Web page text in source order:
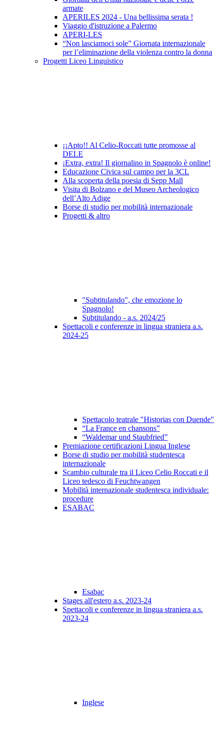
armate
APERILES 2024 - Una bellissima serata !
Viaggio d'istruzione a Palermo
APERI-LES
“Non lasciamoci sole” Giornata internazionale
per l’eliminazione della violenza contro la donna
Progetti Liceo Linguistico
¡¡Apto!! Al Celio-Roccati tutte promosse al
DELE
¡Extra, extra! Il giornalino in Spagnolo è online!
Educazione Civica sul campo per la 3CL
Alla scoperta della poesia di Sepp Mall
Visita di Bolzano e del Museo Archeologico
dell’Alto Adige
Borse di studio per mobilità internazionale
Progetti & altro
"Subtitulando", che emozione lo
Spagnolo!
Subtitulando - a.s. 2024/25
Spettacoli e conferenze in lingua straniera a.s.
2024-25
Spettacolo teatrale "Historias con Duende"
“La France en chansons”
“Waldemar und Staubfried”
Premiazione certificazioni Lingua Inglese
Borse di studio per mobilità studentesca
internazionale
Scambio culturale tra il Liceo Celio Roccati e il
Liceo tedesco di Feuchtwangen
Mobilità internazionale studentesca individuale:
procedure
ESABAC
Esabac
Stages all'estero a.s. 2023-24
Spettacoli e conferenze in lingua straniera a.s.
2023-24
Inglese